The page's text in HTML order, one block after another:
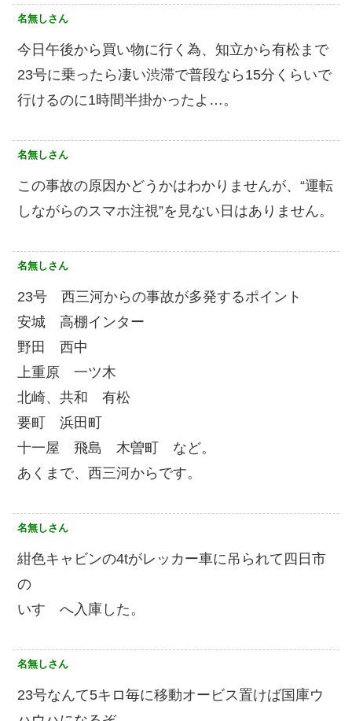
名無しさん
今日午後から買い物に行く為、知立から有松まで
23号に乗ったら凄い渋滞で普段なら15分くらいで
行けるのに1時間半掛かったよ…。
名無しさん
この事故の原因かどうかはわかりませんが、“運転
しながらのスマホ注視”を見ない日はありません。
名無しさん
23号 西三河からの事故が多発するポイント
安城 高棚インター
野田 西中
上重原 一ツ木
北崎、共和 有松
要町 浜田町
十一屋 飛島 木曽町 など。
あくまで、西三河からです。
名無しさん
紺色キャビンの4tがレッカー車に吊られて四日市
の
いすゞへ入庫した。
名無しさん
23号なんて5キロ毎に移動オービス置けば国庫ウ